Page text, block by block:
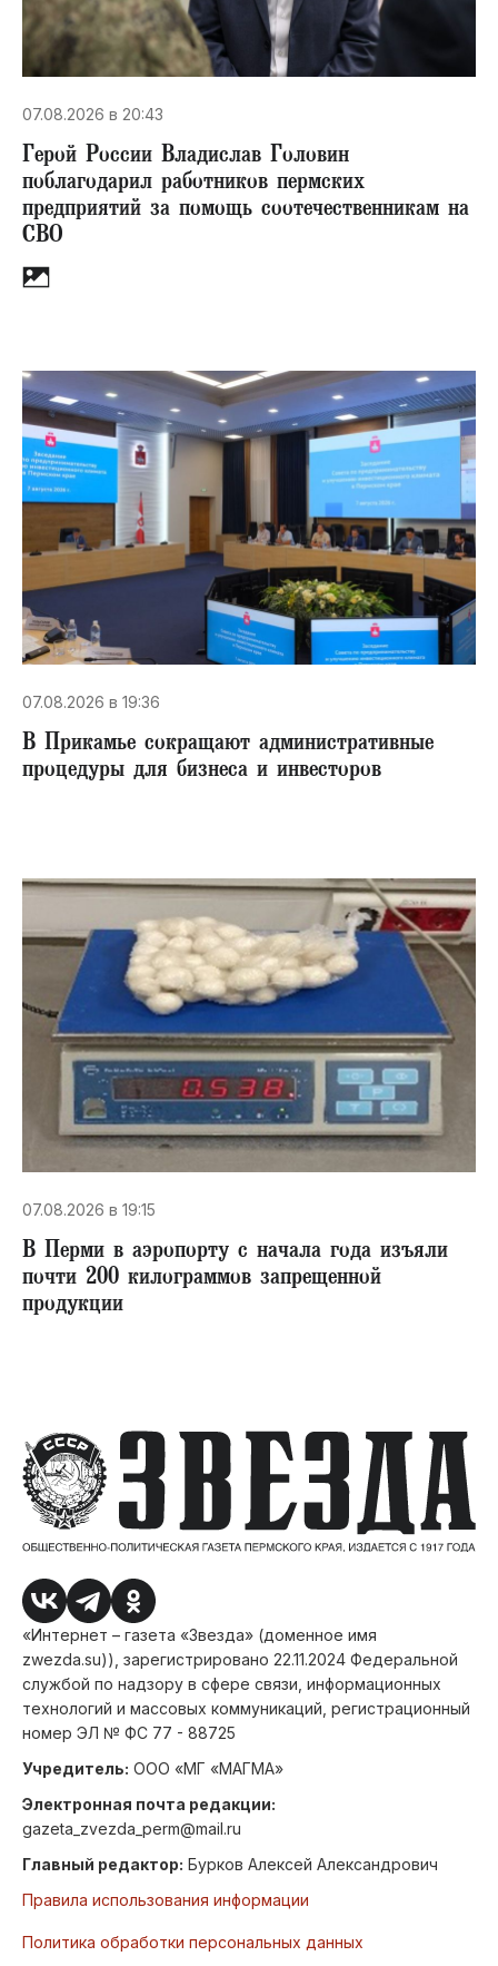
07.08.2026 в 20:43
Герой России Владислав Головин
поблагодарил работников пермских
предприятий за помощь соотечественникам на
СВО
07.08.2026 в 19:36
В Прикамье сокращают административные
процедуры для бизнеса и инвесторов
07.08.2026 в 19:15
В Перми в аэропорту с начала года изъяли
почти 200 килограммов запрещенной
продукции
«Интернет – газета «Звезда» (доменное имя
zwezda.su)), зарегистрировано 22.11.2024 Федеральной
службой по надзору в сфере связи, информационных
технологий и массовых коммуникаций, регистрационный
номер ЭЛ № ФС 77 - 88725
Учредитель: ООО «МГ «МАГМА»
Электронная почта редакции:
gazeta_zvezda_perm@mail.ru
Главный редактор: Бурков Алексей Александрович
Правила использования информации
Политика обработки персональных данных